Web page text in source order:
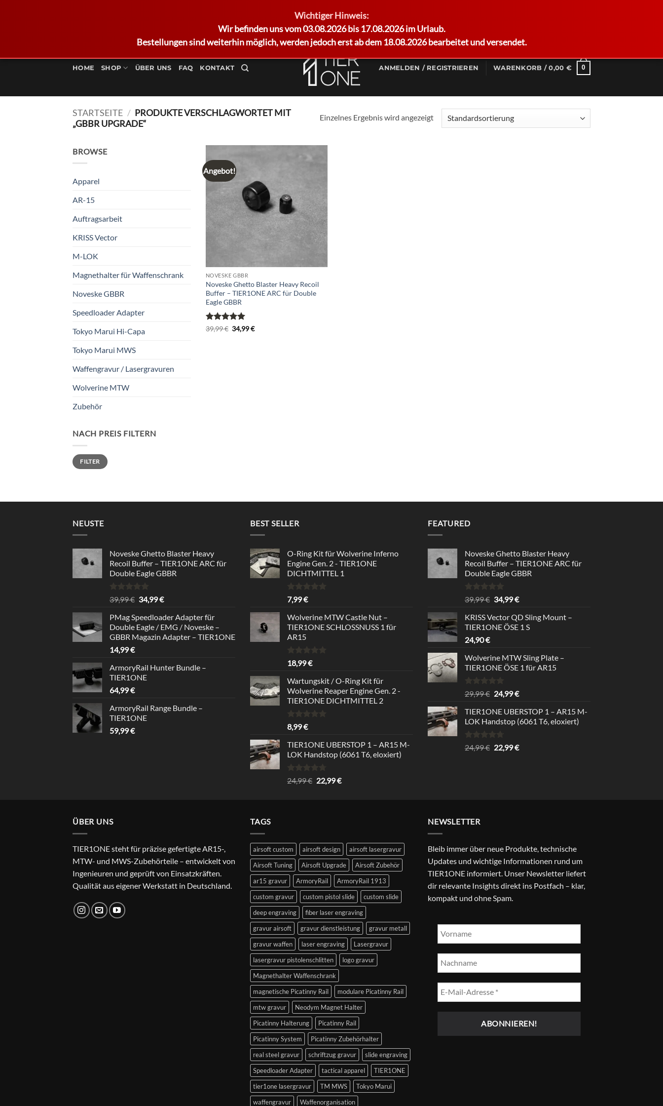
Wichtiger Hinweis:
Wir befinden uns vom 03.08.2026 bis 17.08.2026 im Urlaub.
Bestellungen sind weiterhin möglich, werden jedoch erst ab dem 18.08.2026 bearbeitet und versendet.
Inhalt
HOME SHOP ÜBER UNS FAQ KONTAKT ANMELDEN / REGISTRIEREN WARENKORB /0,00 € 0
STARTSEITE / PRODUKTE VERSCHLAGWORTET MIT
„GBBR UPGRADE“
Einzelnes Ergebnis wird angezeigt
BROWSE
Apparel
AR-15
Auftragsarbeit
KRISS Vector
M-LOK
Magnethalter für Waffenschrank
Noveske GBBR
Speedloader Adapter
Tokyo Marui Hi-Capa
Tokyo Marui MWS
Waffengravur / Lasergravuren
Wolverine MTW
Zubehör
NACH PREIS FILTERN
Min.
Preis
Max.
PreisFILTER
Angebot!
NOVESKE GBBR
Noveske Ghetto Blaster Heavy Recoil
Buffer – TIER1ONE ARC für Double
Eagle GBBR
Bewertet
39,99€ Ursprünglicher
Preis
34,99€Aktueller
NEUSTE
Noveske Ghetto Blaster Heavy
Recoil Buffer – TIER1ONE ARC für
Double Eagle GBBR
Bewertet
mit
von 5
39,99€ Ursprünglicher
war:
39,99 €
34,99€Aktueller
ist:
34,99 €.
PMag Speedloader Adapter für
Double Eagle / EMG / Noveske –
GBBR Magazin Adapter – TIER1ONE
14,99€
ArmoryRail Hunter Bundle –
TIER1ONE
64,99€
ArmoryRail Range Bundle –
TIER1ONE
59,99€
BEST SELLER
O-Ring Kit für Wolverine Inferno
Engine Gen. 2 - TIER1ONE
DICHTMITTEL 1
Bewertet
mit
von 5
7,99€
Wolverine MTW Castle Nut –
TIER1ONE SCHLOSSNUSS 1 für
AR15
Bewertet
mit
von 5
18,99€
Wartungskit / O-Ring Kit für
Wolverine Reaper Engine Gen. 2 -
TIER1ONE DICHTMITTEL 2
Bewertet
mit
von 5
8,99€
TIER1ONE UBERSTOP 1 – AR15 M-
LOK Handstop (6061 T6, eloxiert)
Bewertet
mit
24,99€ Ursprünglicher
22,99€Aktueller
FEATURED
Noveske Ghetto Blaster Heavy
Recoil Buffer – TIER1ONE ARC für
Double Eagle GBBR
Bewertet
mit
von 5
39,99€ Ursprünglicher
war:
39,99 €
34,99€Aktueller
ist:
34,99 €.
KRISS Vector QD Sling Mount –
TIER1ONE ÖSE 1 S
24,90€
Wolverine MTW Sling Plate –
TIER1ONE ÖSE 1 für AR15
Bewertet
mit
von 5
29,99€ Ursprünglicher
war:
29,99 €
24,99€Aktueller
ist:
24,99 €.
TIER1ONE UBERSTOP 1 – AR15 M-
LOK Handstop (6061 T6, eloxiert)
Bewertet
mit
24,99€ Ursprünglicher
22,99€Aktueller
ÜBER UNS
TIER1ONE steht für präzise gefertigte AR15-,
MTW- und MWS-Zubehörteile – entwickelt von
Ingenieuren und geprüft von Einsatzkräften.
Qualität aus eigener Werkstatt in Deutschland.
TAGS
airsoft custom airsoft design
airsoft lasergravur
Airsoft Tuning
Airsoft Upgrade
Airsoft Zubehör
ar15 gravur
ArmoryRail
ArmoryRail 1913
custom gravur
custom pistol slide
custom slide
deep engraving
fiber laser engraving
gravur airsoft
gravur dienstleistung
gravur metall
gravur waffen
laser engraving
Lasergravur
lasergravur pistolenschlitten
logo gravur
Magnethalter Waffenschrank
magnetische Picatinny Rail
modulare Picatinny Rail
mtw gravur
Neodym Magnet Halter
Picatinny Halterung
Picatinny Rail
Picatinny System
Picatinny Zubehörhalter
real steel gravur
schriftzug gravur
slide engraving
Speedloader Adapter
tactical apparel
TIER1ONE
tier1one lasergravur
TM MWS
Tokyo Marui
waffengravur
Waffenorganisation
NEWSLETTER
Bleib immer über neue Produkte, technische
Updates und wichtige Informationen rund um
TIER1ONE informiert. Unser Newsletter liefert
dir relevante Insights direkt ins Postfach – klar,
kompakt und ohne Spam.